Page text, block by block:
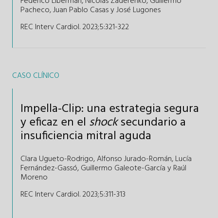
Pacheco,Juan Pablo CasasyJosé Lugones
REC Interv Cardiol. 2023;5:321-322
CASO CLÍNICO
Impella-Clip: una estrategia segura
y eficaz en el shocksecundario a
insuficiencia mitral aguda
Clara Ugueto-Rodrigo,Alfonso Jurado-Román,Lucía
Fernández-Gassó,Guillermo Galeote-García yRaúl
Moreno
REC Interv Cardiol. 2023;5:311-313